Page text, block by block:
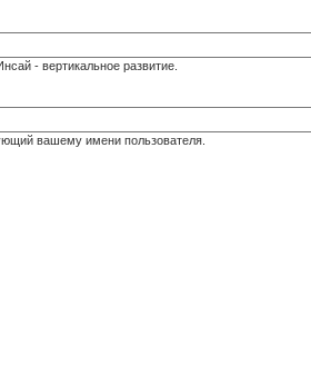
- вертикальное развитие.
вашему имени пользователя.